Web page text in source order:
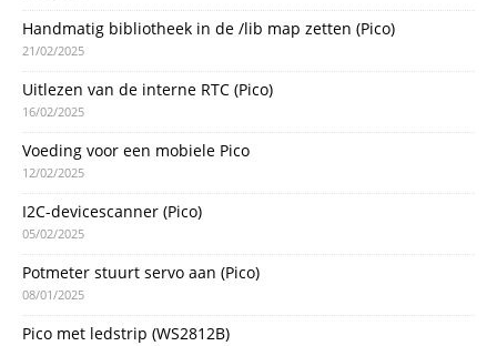
Handmatig bibliotheek in de /lib map zetten (Pico)
21/02/2025
Uitlezen van de interne RTC (Pico)
16/02/2025
Voeding voor een mobiele Pico
12/02/2025
I2C-devicescanner (Pico)
05/02/2025
Potmeter stuurt servo aan (Pico)
08/01/2025
Pico met ledstrip (WS2812B)